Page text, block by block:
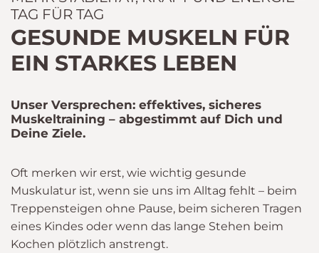
GESUNDE MUSKELN FÜR
EIN STARKES LEBEN
TAG FÜR TAG
Unser Versprechen: effektives, sicheres
Muskeltraining – abgestimmt auf Dich und
Deine Ziele.
Oft merken wir erst, wie wichtig gesunde
Muskulatur ist, wenn sie uns im Alltag fehlt – beim
Treppensteigen ohne Pause, beim sicheren Tragen
eines Kindes oder wenn das lange Stehen beim
Kochen plötzlich anstrengt.